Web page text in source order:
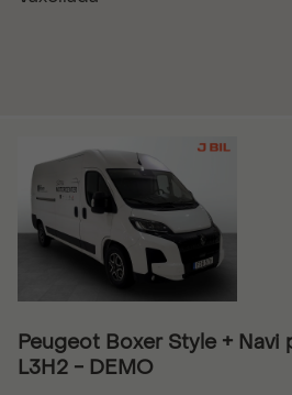
Peugeot Boxer Style + Navi
L3H2 - DEMO